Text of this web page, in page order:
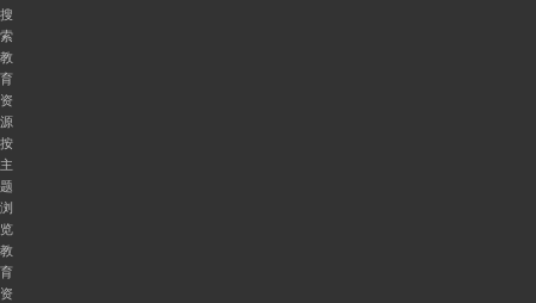
搜
索
教
育
资
源
按
主
题
浏
览
教
育
资